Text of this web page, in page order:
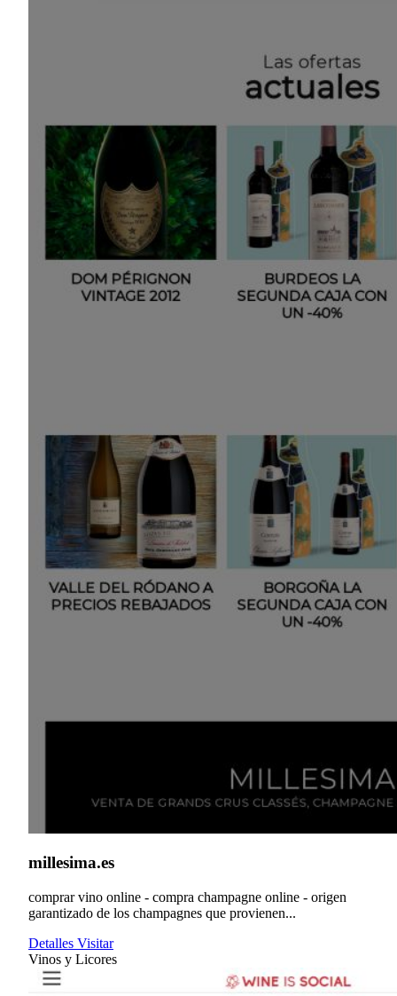
millesima.es
comprar vino online - compra champagne online - origen
garantizado de los champagnes que provienen...
Detalles Visitar
Vinos y Licores